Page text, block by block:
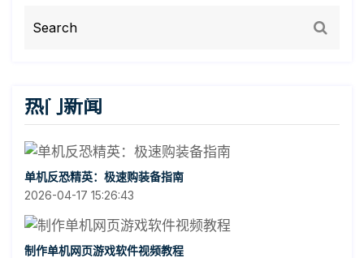
热门新闻
单机反恐精英：极速购装备指南
2026-04-17 15:26:43
制作单机网页游戏软件视频教程